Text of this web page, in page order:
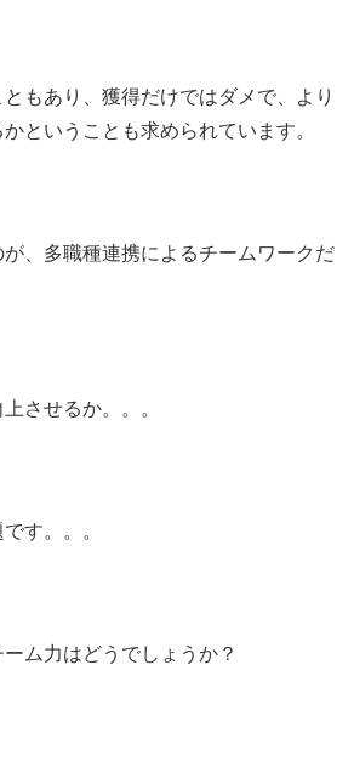
もあり、獲得だけではダメで、より
ということも求められています。
、多職種連携によるチームワークだ
させるか。。。
す。。。
ム力はどうでしょうか？